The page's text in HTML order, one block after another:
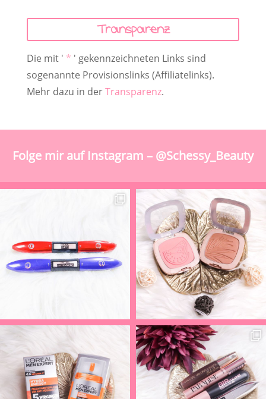
Transparenz
Die mit ' * ' gekennzeichneten Links sind
sogenannte Provisionslinks (Affiliatelinks).
Mehr dazu in derTransparenz.
Folge mir auf Instagram – @Schessy_Beauty